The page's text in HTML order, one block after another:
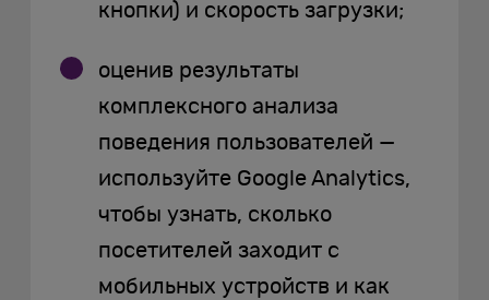
кнопки) и скорость загрузки;
оценив результаты
комплексного анализа
поведения пользователей —
используйте Google Analytics,
чтобы узнать, сколько
посетителей заходит с
мобильных устройств и как